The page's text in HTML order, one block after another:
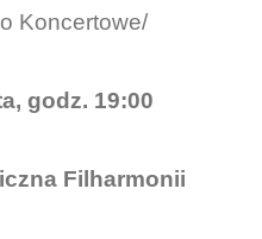
Koncertowe/
godz. 19:00
Filharmonii